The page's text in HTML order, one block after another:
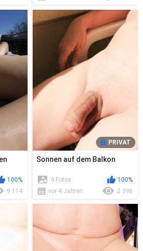
100%
9 114
PRIVAT
Sonnen auf dem Balkon
4 Fotos
100%
vor 4 Jahren
2 396